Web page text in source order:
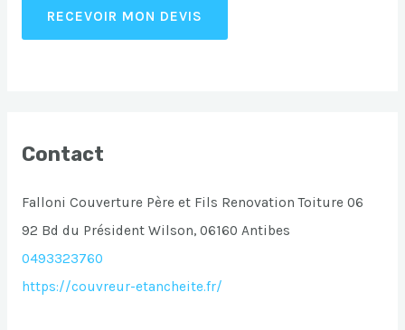
RECEVOIR MON DEVIS
Contact
Falloni Couverture Père et Fils Renovation Toiture 06
92 Bd du Président Wilson, 06160 Antibes
0493323760
https://couvreur-etancheite.fr/